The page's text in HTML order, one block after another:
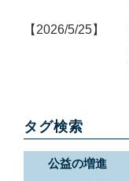
2026/5/25
タグ検索
公益の増進